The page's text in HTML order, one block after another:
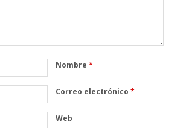
Nombre*
Correo electrónico*
Web